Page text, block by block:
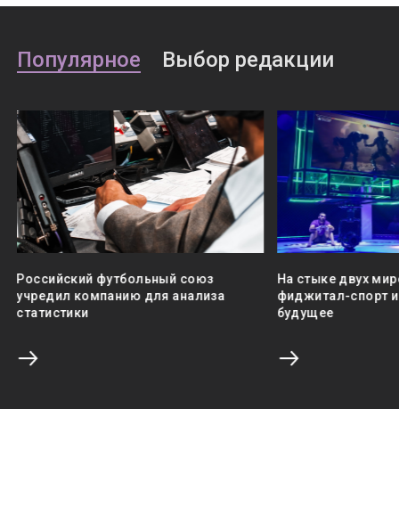
Популярное Выбор редакции
Российский футбольный союз
учредил компанию для анализа
статистики
На стыке двух
фиджитал-спорт
будущее